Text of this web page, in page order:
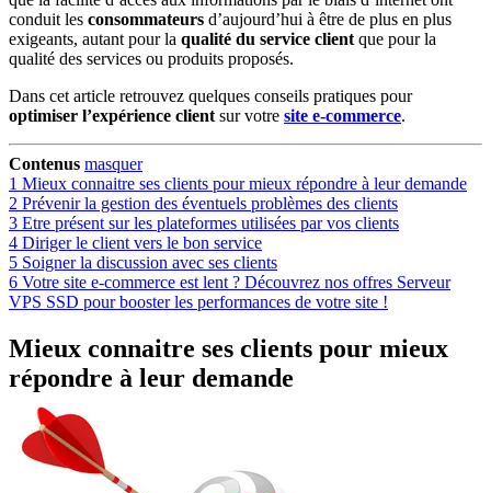
conduit les consommateurs d’aujourd’hui à être de plus en plus
exigeants, autant pour la qualité du service client que pour la
qualité des services ou produits proposés.
Dans cet article retrouvez quelques conseils pratiques pour
optimiser l’expérience client sur votre site e-commerce.
Contenus masquer
1 Mieux connaitre ses clients pour mieux répondre à leur demande
2 Prévenir la gestion des éventuels problèmes des clients
3 Etre présent sur les plateformes utilisées par vos clients
4 Diriger le client vers le bon service
5 Soigner la discussion avec ses clients
6 Votre site e-commerce est lent ? Découvrez nos offres Serveur
VPS SSD pour booster les performances de votre site !
Mieux connaitre ses clients pour mieux
répondre à leur demande